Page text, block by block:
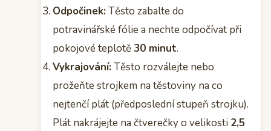
Odpočinek:Těsto zabalte do
potravinářské fólie a nechte odpočívat při
pokojové teplotě30 minut.
Vykrajování:Těsto rozválejte nebo
prožeňte strojkem na těstoviny na co
nejtenčí plát (předposlední stupeň strojku).
Plát nakrájejte na čtverečky o velikosti 2,5